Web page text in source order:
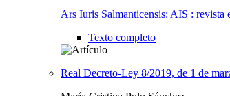
Ars Iuris Salmanticensis: AIS : revista
Texto completo
Real Decreto-Ley 8/2019, de 1 de